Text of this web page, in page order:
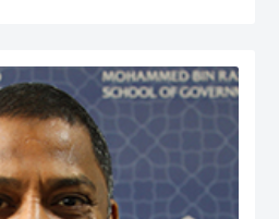
مساعدة تعليمية.